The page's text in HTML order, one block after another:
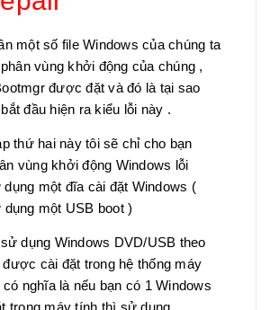
một số file Windows của chúng ta
vùng khởi động của chúng ,
được đặt và đó là tại sao
đầu hiện ra kiểu lỗi này .
thứ hai này tôi sẽ chỉ cho bạn
vùng khởi động Windows lỗi
một đĩa cài đặt Windows (
một USB boot )
dụng Windows DVD/USB theo
được cài đặt trong hệ thống máy
nghĩa là nếu bạn có 1 Windows
trong máy tính thì sử dụng